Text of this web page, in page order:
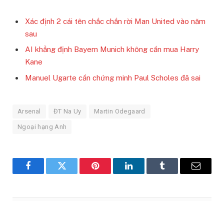
Xác định 2 cái tên chắc chắn rời Man United vào năm
sau
AI khẳng định Bayern Munich không cần mua Harry
Kane
Manuel Ugarte cần chứng minh Paul Scholes đã sai
Arsenal ĐT Na Uy Martin Odegaard
Ngoại hạng Anh
FacebookTwitter Pinterest LinkedInTumblr Email